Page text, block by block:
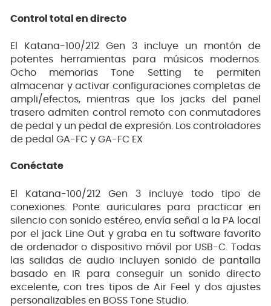
Control total en directo
El Katana-100/212 Gen 3 incluye un montón de
potentes herramientas para músicos modernos.
Ocho memorias Tone Setting te permiten
almacenar y activar configuraciones completas de
ampli/efectos, mientras que los jacks del panel
trasero admiten control remoto con conmutadores
de pedal y un pedal de expresión. Los controladores
de pedal GA-FC y GA-FC EX
Conéctate
El Katana-100/212 Gen 3 incluye todo tipo de
conexiones. Ponte auriculares para practicar en
silencio con sonido estéreo, envía señal a la PA local
por el jack Line Out y graba en tu software favorito
de ordenador o dispositivo móvil por USB-C. Todas
las salidas de audio incluyen sonido de pantalla
basado en IR para conseguir un sonido directo
excelente, con tres tipos de Air Feel y dos ajustes
personalizables en BOSS Tone Studio.